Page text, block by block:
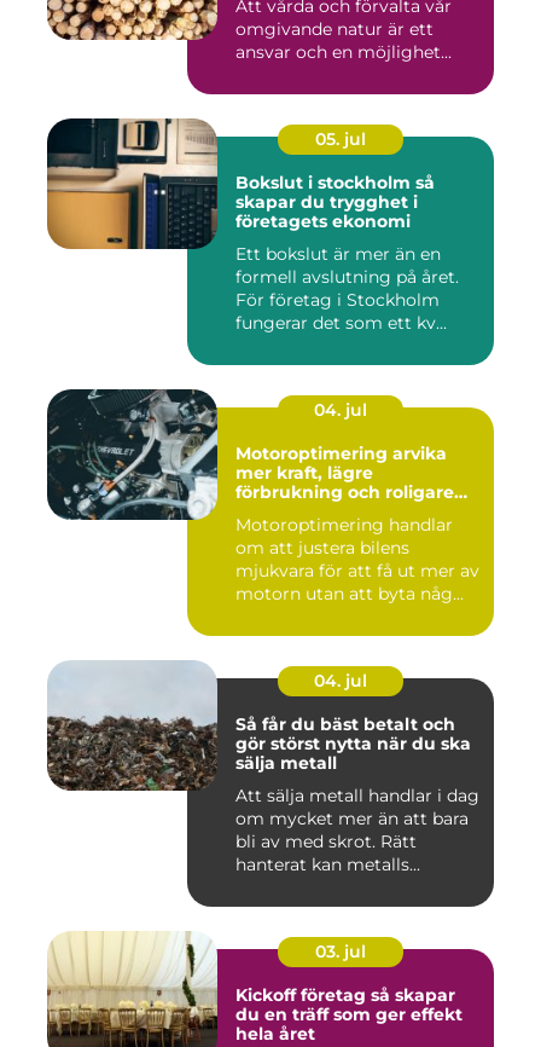
Att vårda och förvalta vår
omgivande natur är ett
ansvar och en möjlighet...
05. jul
Bokslut i stockholm så
skapar du trygghet i
företagets ekonomi
Ett bokslut är mer än en
formell avslutning på året.
För företag i Stockholm
fungerar det som ett kv...
04. jul
Motoroptimering arvika
mer kraft, lägre
förbrukning och roligare
Motoroptimering handlar
om att justera bilens
mjukvara för att få ut mer av
motorn utan att byta någ...
04. jul
Så får du bäst betalt och
gör störst nytta när du ska
sälja metall
Att sälja metall handlar i dag
om mycket mer än att bara
bli av med skrot. Rätt
hanterat kan metalls...
03. jul
Kickoff företag så skapar
du en träff som ger effekt
hela året